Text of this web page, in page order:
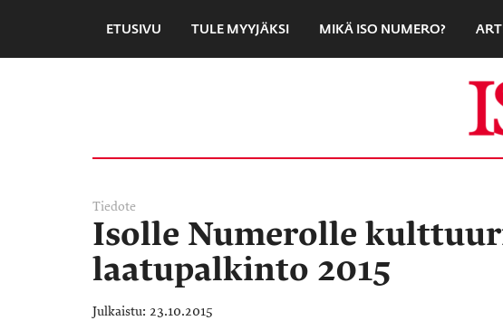
ETUSIVU TULE MYYJÄKSI MIKÄ ISO NUMERO?
Tiedote
Isolle Numerolle
laatupalkinto 2015
23.10.2015